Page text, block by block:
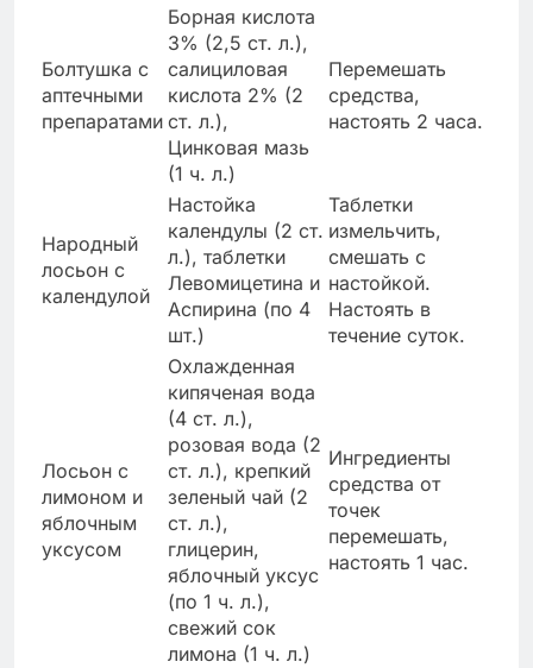
Болтушка с
аптечными
препаратами
Борная кислота
3% (2,5 ст. л.),
салициловая
кислота 2% (2
ст. л.),
Цинковая мазь
(1 ч. л.)
Перемешать
средства,
настоять 2 часа.
Народный
лосьон с
календулой
Настойка
календулы (2 ст.
л.), таблетки
Левомицетина и
Аспирина (по 4
шт.)
Таблетки
измельчить,
смешать с
настойкой.
Настоять в
течение суток.
Лосьон с
лимоном и
яблочным
уксусом
Охлажденная
кипяченая вода
(4 ст. л.),
розовая вода (2
ст. л.), крепкий
зеленый чай (2
ст. л.),
глицерин,
яблочный уксус
(по 1 ч. л.),
свежий сок
лимона (1 ч. л.)
Ингредиенты
средства от
точек
перемешать,
настоять 1 час.